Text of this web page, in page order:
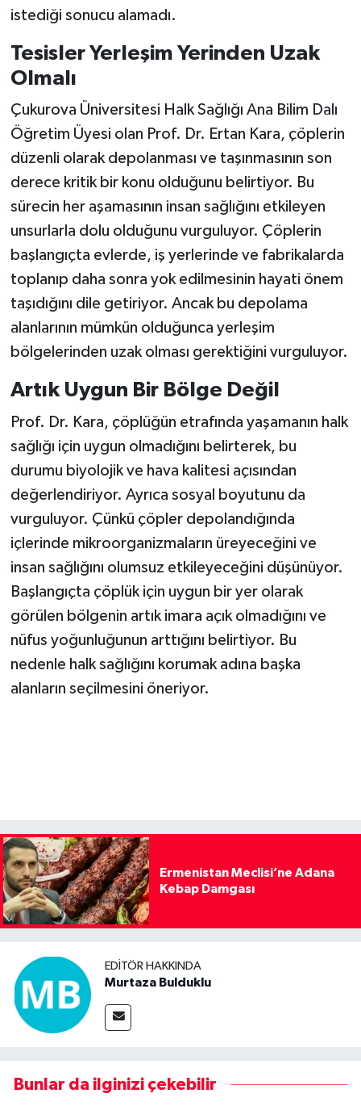
istediği sonucu alamadı.
Tesisler Yerleşim Yerinden Uzak
Olmalı
Çukurova Üniversitesi Halk Sağlığı Ana Bilim Dalı
Öğretim Üyesi olan Prof. Dr. Ertan Kara, çöplerin
düzenli olarak depolanması ve taşınmasının son
derece kritik bir konu olduğunu belirtiyor. Bu
sürecin her aşamasının insan sağlığını etkileyen
unsurlarla dolu olduğunu vurguluyor. Çöplerin
başlangıçta evlerde, iş yerlerinde ve fabrikalarda
toplanıp daha sonra yok edilmesinin hayati önem
taşıdığını dile getiriyor. Ancak bu depolama
alanlarının mümkün olduğunca yerleşim
bölgelerinden uzak olması gerektiğini vurguluyor.
Artık Uygun Bir Bölge Değil
Prof. Dr. Kara, çöplüğün etrafında yaşamanın halk
sağlığı için uygun olmadığını belirterek, bu
durumu biyolojik ve hava kalitesi açısından
değerlendiriyor. Ayrıca sosyal boyutunu da
vurguluyor. Çünkü çöpler depolandığında
içlerinde mikroorganizmaların üreyeceğini ve
insan sağlığını olumsuz etkileyeceğini düşünüyor.
Başlangıçta çöplük için uygun bir yer olarak
görülen bölgenin artık imara açık olmadığını ve
nüfus yoğunluğunun arttığını belirtiyor. Bu
nedenle halk sağlığını korumak adına başka
alanların seçilmesini öneriyor.
Ermenistan Meclisi’ne Adana
Kebap Damgası
EDITÖR HAKKINDA
Murtaza Bulduklu
Bunlar da ilginizi çekebilir